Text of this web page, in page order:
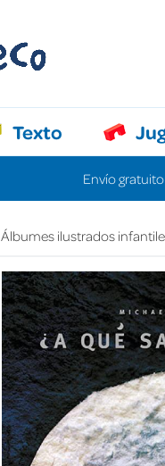
Texto
Envío
Álbumes ilustrados